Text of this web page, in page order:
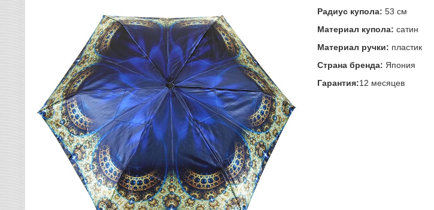
Радиус купола: 53 см
Материал купола: сатин
Материал ручки: пластик
Страна бренда: Япония
Гарантия:12 месяцев